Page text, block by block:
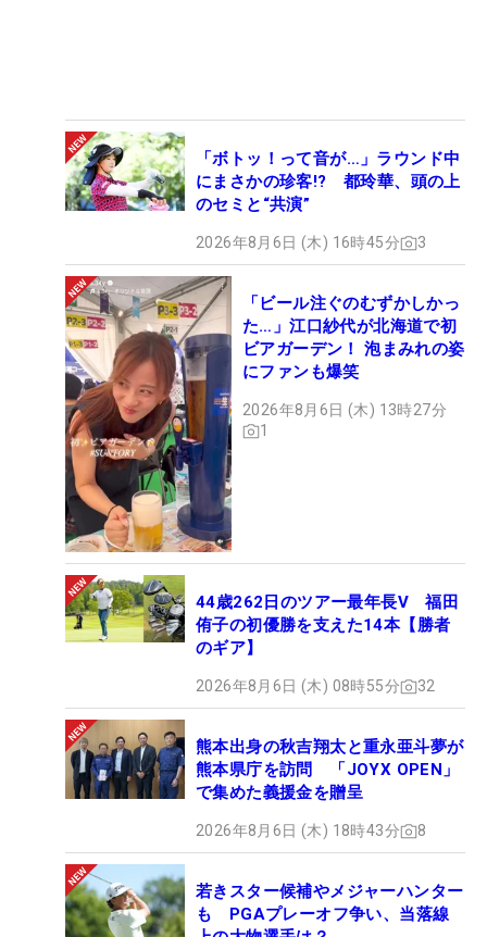
「ボトッ！って音が…」ラウンド中
にまさかの珍客!? 都玲華、頭の上
のセミと“共演”
2026年8月6日 (木) 16時45分 3
「ビール注ぐのむずかしかっ
た…」江口紗代が北海道で初
ビアガーデン！ 泡まみれの姿
にファンも爆笑
2026年8月6日 (木) 13時27分
1
44歳262日のツアー最年長V 福田
侑子の初優勝を支えた14本【勝者
のギア】
2026年8月6日 (木) 08時55分 32
熊本出身の秋吉翔太と重永亜斗夢が
熊本県庁を訪問 「JOYX OPEN」
で集めた義援金を贈呈
2026年8月6日 (木) 18時43分 8
若きスター候補やメジャーハンター
も PGAプレーオフ争い、当落線